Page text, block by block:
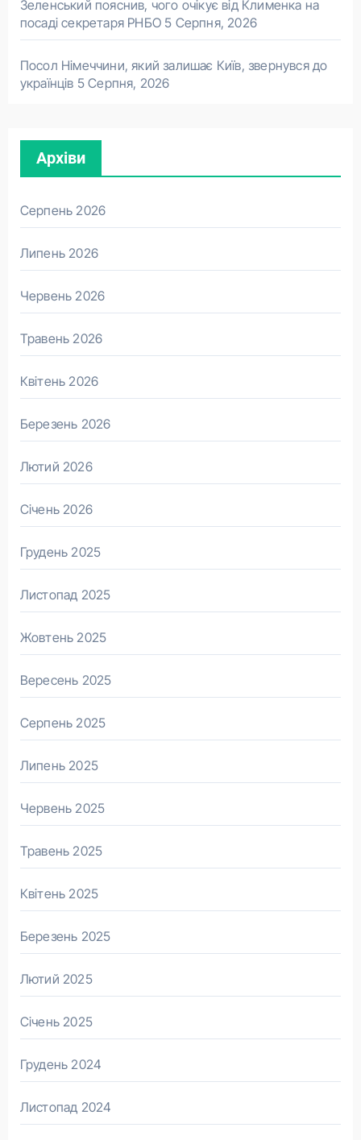
Зеленський пояснив, чого очікує від Клименка на
посаді секретаря РНБО 5 Серпня, 2026
Посол Німеччини, який залишає Київ, звернувся до
українців 5 Серпня, 2026
Архіви
Серпень 2026
Липень 2026
Червень 2026
Травень 2026
Квітень 2026
Березень 2026
Лютий 2026
Січень 2026
Грудень 2025
Листопад 2025
Жовтень 2025
Вересень 2025
Серпень 2025
Липень 2025
Червень 2025
Травень 2025
Квітень 2025
Березень 2025
Лютий 2025
Січень 2025
Грудень 2024
Листопад 2024